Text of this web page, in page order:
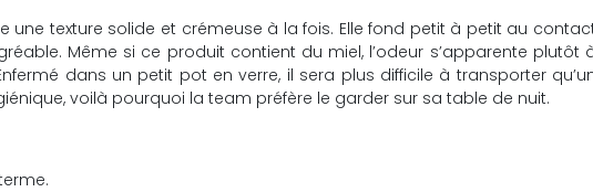
une texture solide et crémeuse à la fois. Elle fond petit à petit au
Même si ce produit contient du miel, l’odeur s’apparente plutôt
dans un petit pot en verre, il sera plus difficile à transporter
voilà pourquoi la team préfère le garder sur sa table de nuit.